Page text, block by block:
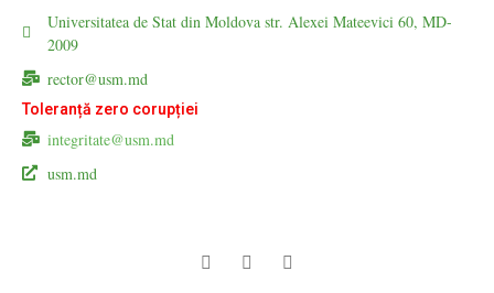
Universitatea de Stat din Moldova str. Alexei Mateevici 60, MD-
2009
rector@usm.md
Toleranță zero corupției
integritate@usm.md
usm.md